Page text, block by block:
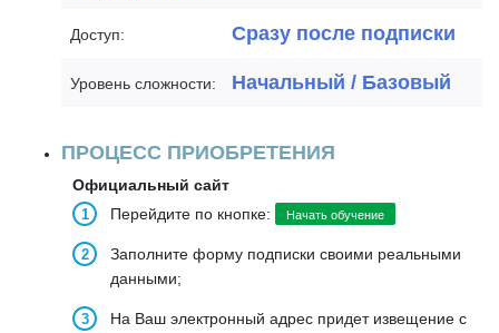
Доступ: Сразу после подписки
Уровень сложности: Начальный / Базовый
ПРОЦЕСС ПРИОБРЕТЕНИЯ
Официальный сайт
Перейдите по кнопке:
Начать обучение
Заполните форму подписки своими реальными
данными;
На Ваш электронный адрес придет извещение с